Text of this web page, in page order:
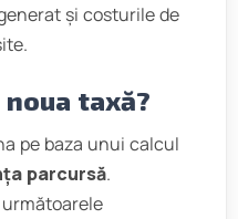
și costurile de
noua taxă?
pe baza unui calcul
parcursă.